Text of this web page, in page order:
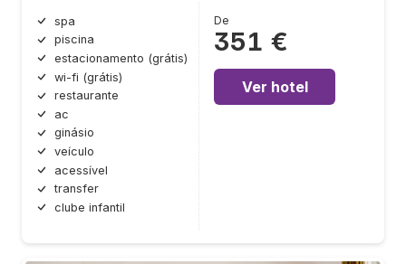
spa
piscina
estacionamento (grátis)
wi-fi (grátis)
restaurante
ac
ginásio
veículo
acessível
transfer
clube infantil
De
351 €
Ver hotel